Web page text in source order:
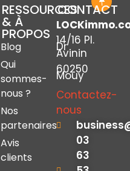
RESSOURCES
& À
PROPOS
Blog
Qui
sommes-
nous ?
Nos
partenaires
Avis
clients
CONTACT
14/16 Pl.
Dr
Avinin
60250
Mouy
Contactez-
nous
03
63